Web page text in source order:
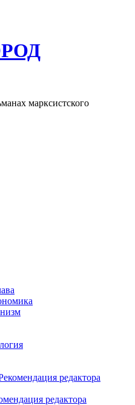
марксистского
редактора
редактора